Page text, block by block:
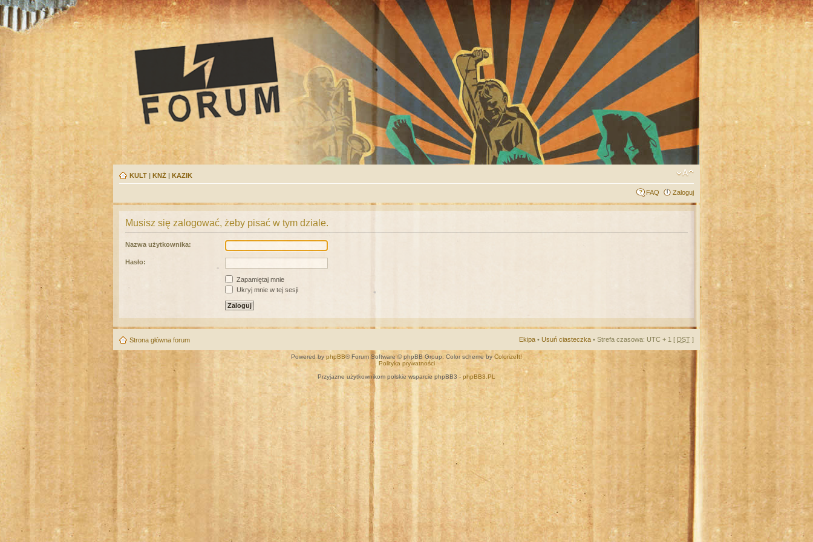
KULT | KNŻ | KAZIK
FAQ Zaloguj
Musisz się zalogować, żeby pisać w tym dziale.
Nazwa użytkownika:
Hasło:
Zapamiętaj mnie
Ukryj mnie w tej sesji
Strona główna forum Ekipa • Usuń ciasteczka • Strefa czasowa: UTC + 1 [ DST ]
Powered by phpBB® Forum Software © phpBB Group. Color scheme by ColorizeIt!
Polityka prywatności
Przyjazne użytkownikom polskie wsparcie phpBB3 - phpBB3.PL